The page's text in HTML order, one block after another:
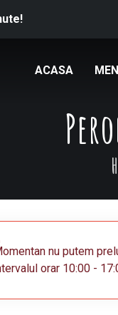
ACASA
nu putem
orar 10:00 -